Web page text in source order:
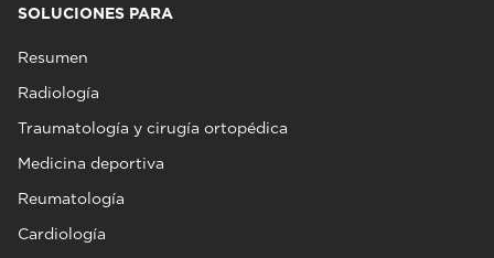
SOLUCIONES PARA
Resumen
Radiología
Traumatología y cirugía ortopédica
Medicina deportiva
Reumatología
Cardiología